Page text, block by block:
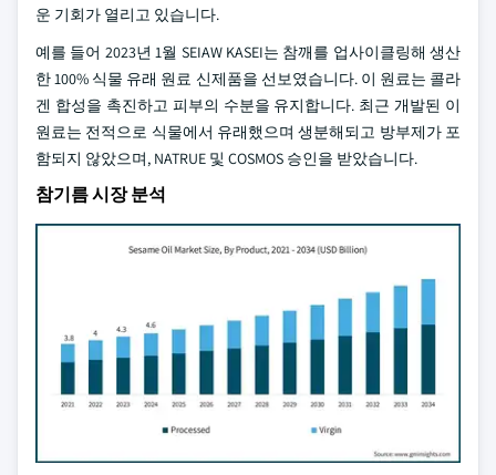
운 기회가 열리고 있습니다.
예를 들어 2023년 1월 SEIAW KASEI는 참깨를 업사이클링해 생산
한 100% 식물 유래 원료 신제품을 선보였습니다. 이 원료는 콜라
겐 합성을 촉진하고 피부의 수분을 유지합니다. 최근 개발된 이
원료는 전적으로 식물에서 유래했으며 생분해되고 방부제가 포
함되지 않았으며, NATRUE 및 COSMOS 승인을 받았습니다.
참기름 시장 분석